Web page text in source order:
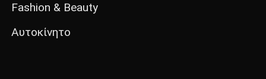
Fashion & Beauty
Αυτοκίνητο